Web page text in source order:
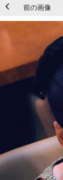
前の画像